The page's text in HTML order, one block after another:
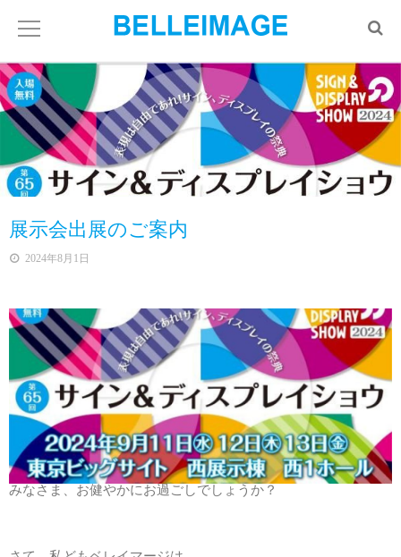
展示会出展のご案内
2024年8月1日
暑い日が続いております。
みなさま、お健やかにお過ごしでしょうか？